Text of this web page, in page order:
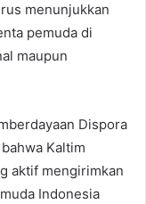
menunjukkan
pemuda di
maupun
Dispora
Kaltim
aktif mengirimkan
Indonesia